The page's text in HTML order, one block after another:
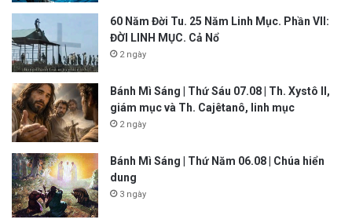
60 Năm Đời Tu. 25 Năm Linh Mục. Phần VII:
ĐỜI LINH MỤC. Cả Nổ
2 ngày
Bánh Mì Sáng | Thứ Sáu 07.08 | Th. Xystô II,
giám mục và Th. Cajêtanô, linh mục
2 ngày
Bánh Mì Sáng | Thứ Năm 06.08 | Chúa hiển
dung
3 ngày